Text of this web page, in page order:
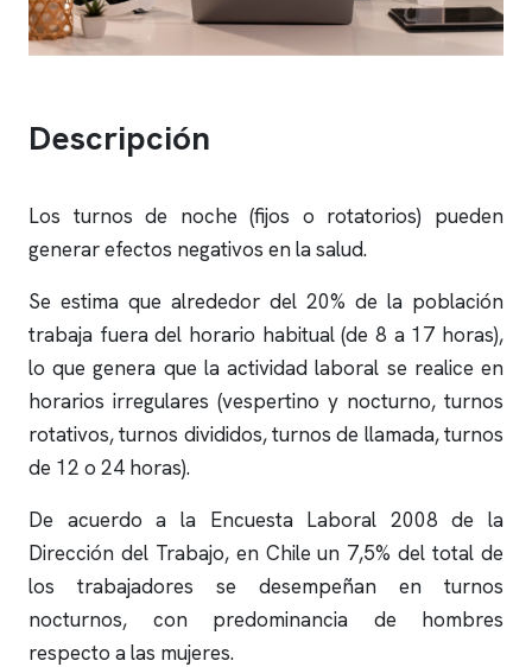
Descripción
Los turnos de noche (fijos o rotatorios) pueden
generar efectos negativos en la salud.
Se estima que alrededor del 20% de la población
trabaja fuera del horario habitual (de 8 a 17 horas),
lo que genera que la actividad laboral se realice en
horarios irregulares (vespertino y nocturno, turnos
rotativos, turnos divididos, turnos de llamada, turnos
de 12 o 24 horas).
De acuerdo a la Encuesta Laboral 2008 de la
Dirección del Trabajo, en Chile un 7,5% del total de
los trabajadores se desempeñan en turnos
nocturnos, con predominancia de hombres
respecto a las mujeres.